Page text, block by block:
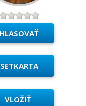
SETKARTA
VLOŽIŤ